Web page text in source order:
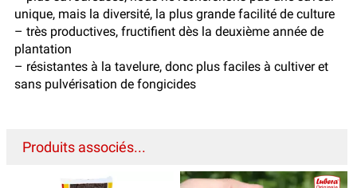
unique, mais la diversité, la plus grande facilité de culture
– très productives, fructifient dès la deuxième année de
plantation
– résistantes à la tavelure, donc plus faciles à cultiver et
sans pulvérisation de fongicides
Produits associés...